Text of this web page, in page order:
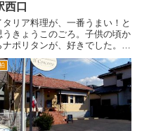
西口
タリア料理が、一番うまい！と
うきょうこのごろ。子供の頃か
ナポリタンが、好きでした。イ
リアの田舎料理というと柏のエ
ィーバさんですかね。 きょう
定期訪問です。きょうは、何を
べようかな。 ピッツアって食
たことないな。とおもったけ
...